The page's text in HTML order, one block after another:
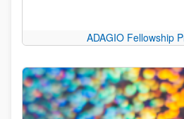
ADAGIO Fellowship